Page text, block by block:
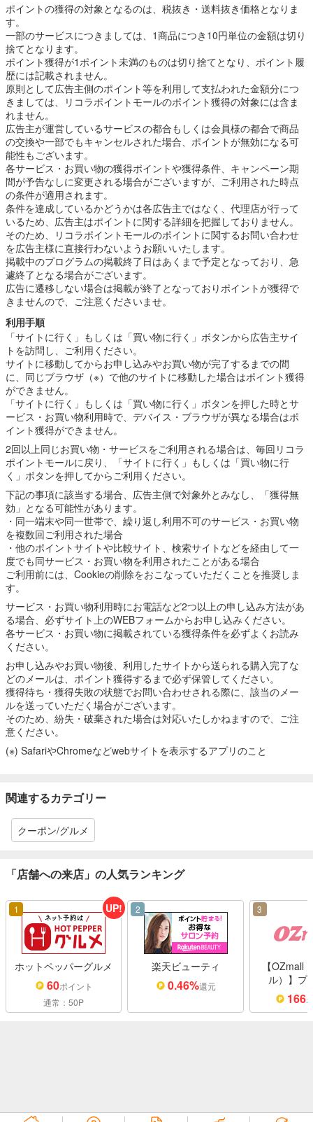
ポイントの獲得の対象となるのは、税抜き・送料抜き価格となりま
す。
一部のサービスにつきましては、1商品につき10円単位の金額は切り
捨てとなります。
ポイント獲得が1ポイント未満のものは切り捨てとなり、ポイント履
歴には記載されません。
原則として広告主側のポイント等を利用して支払われた金額分につ
きましては、リコラポイントモールのポイント獲得の対象には含ま
れません。
広告主が運営しているサービスの都合もしくは会員様の都合で商品
の交換や一部でもキャンセルされた場合、ポイントが無効になる可
能性もございます。
各サービス・お買い物の獲得ポイントや獲得条件、キャンペーン期
間が予告なしに変更される場合がございますが、ご利用された時点
の条件が適用されます。
条件を達成しているかどうかは各広告主ではなく、代理店が行って
いるため、広告主はポイントに関する詳細を把握しておりません。
そのため、リコラポイントモールのポイントに関するお問い合わせ
を広告主様に直接行わないようお願いいたします。
掲載中のプログラムの掲載終了日はあくまで予定となっており、急
遽終了となる場合がございます。
広告に遷移しない場合は掲載が終了となっておりポイントが獲得で
きませんので、ご注意くださいませ。
利用手順
「サイトに行く」もしくは「買い物に行く」ボタンから広告主サイ
トを訪問し、ご利用ください。
サイトに移動してからお申し込みやお買い物が完了するまでの間
に、同じブラウザ（※）で他のサイトに移動した場合はポイント獲得
ができません。
「サイトに行く」もしくは「買い物に行く」ボタンを押した時とサ
ービス・お買い物利用時で、デバイス・ブラウザが異なる場合はポ
イント獲得ができません。
2回以上同じお買い物・サービスをご利用される場合は、毎回リコラ
ポイントモールに戻り、「サイトに行く」もしくは「買い物に行
く」ボタンを押してからご利用ください。
下記の事項に該当する場合、広告主側で対象外とみなし、「獲得無
効」となる可能性があります。
・同一端末や同一世帯で、繰り返し利用不可のサービス・お買い物
を複数回ご利用された場合
・他のポイントサイトや比較サイト、検索サイトなどを経由して一
度でも同サービス・お買い物を利用されたことがある場合
ご利用前には、Cookieの削除をおこなっていただくことを推奨しま
す。
サービス・お買い物利用時にお電話など2つ以上の申し込み方法があ
る場合、必ずサイト上のWEBフォームからお申し込みください。
各サービス・お買い物に掲載されている獲得条件を必ずよくお読み
ください。
お申し込みやお買い物後、利用したサイトから送られる購入完了な
どのメールは、ポイント獲得するまで必ず保管してください。
獲得待ち・獲得失敗の状態でお問い合わせされる際に、該当のメー
ルを送っていただく場合がございます。
そのため、紛失・破棄された場合は対応いたしかねますので、ご注
意ください。
(※) SafariやChromeなどwebサイトを表示するアプリのこと
関連するカテゴリー
クーポン/グルメ
「店舗への来店」の人気ランキング
1 UP!
ホットペッパーグルメ
60ポイント
通常：50P
2
楽天ビューティ
0.46%還元
3
【OZmall
ル）】
166